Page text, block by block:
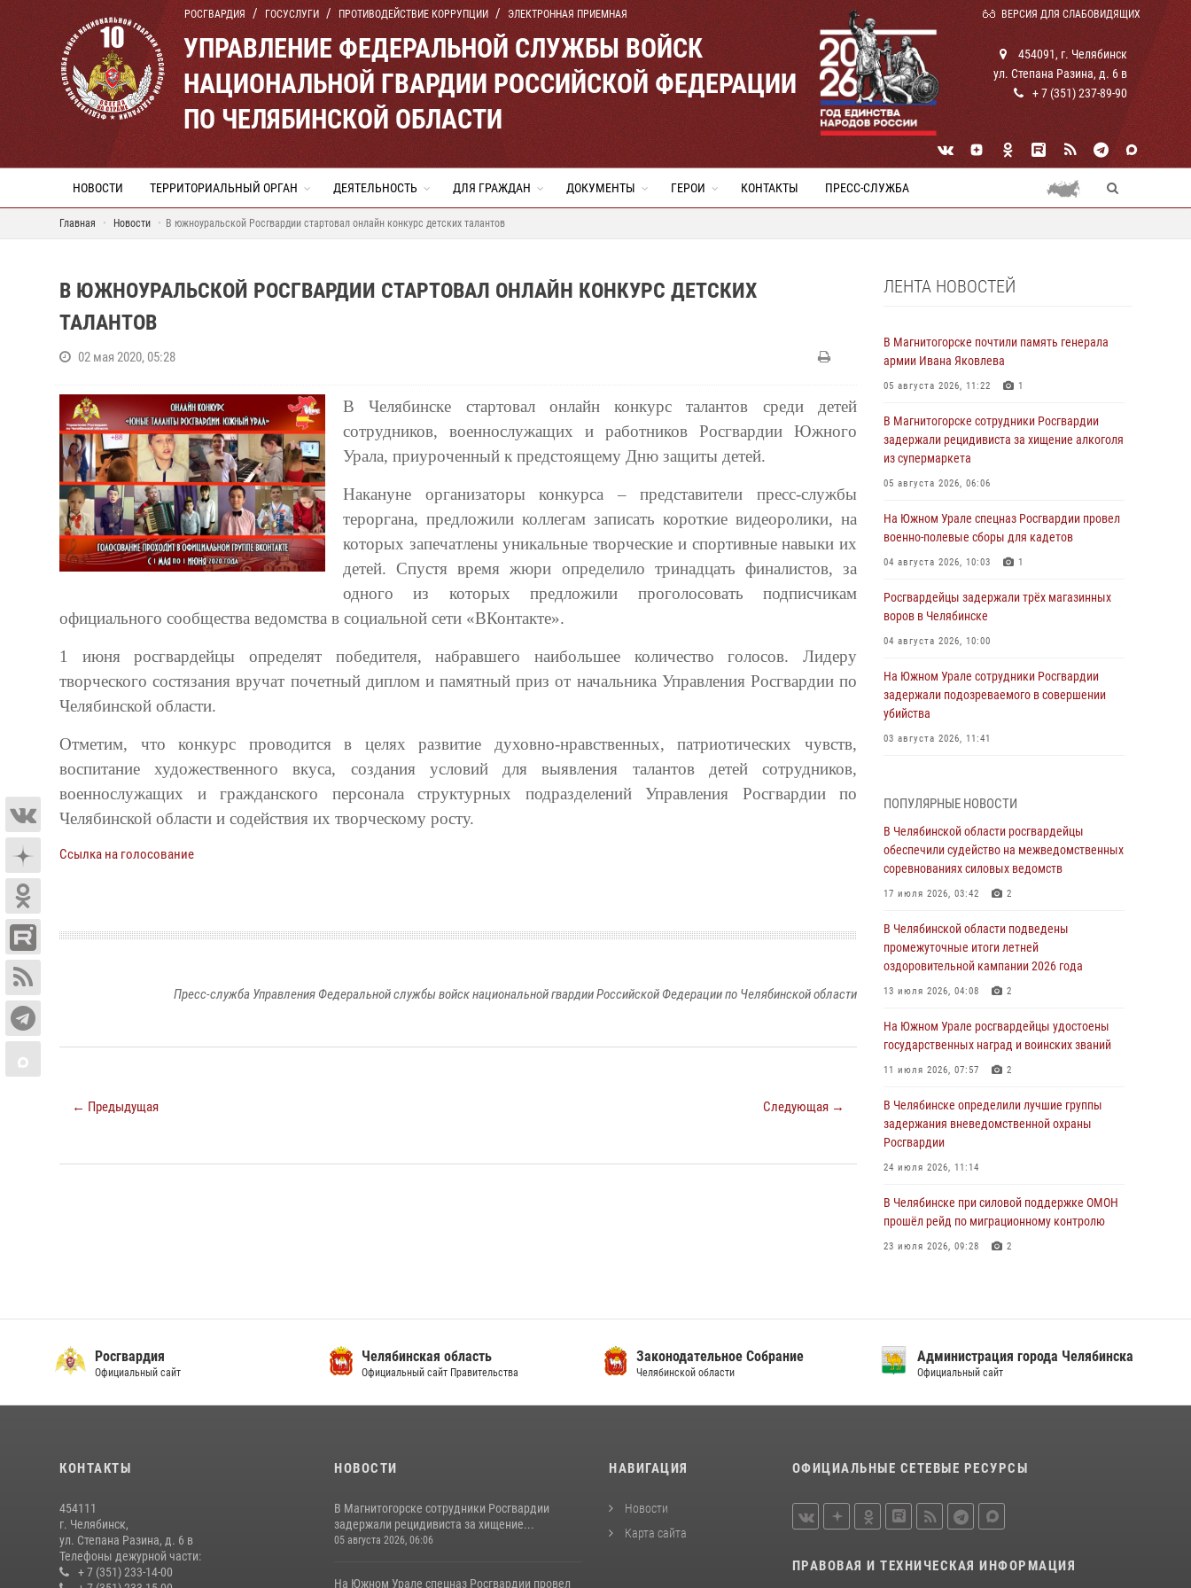
РОСГВАРДИЯ ГОСУСЛУГИ ПРОТИВОДЕЙСТВИЕ КОРРУПЦИИ ЭЛЕКТРОННАЯ ПРИЕМНАЯ ВЕРСИЯ ДЛЯ СЛАБОВИДЯЩИХ
УПРАВЛЕНИЕ ФЕДЕРАЛЬНОЙ СЛУЖБЫ ВОЙСК
НАЦИОНАЛЬНОЙ ГВАРДИИ РОССИЙСКОЙ ФЕДЕРАЦИИ
ПО ЧЕЛЯБИНСКОЙ ОБЛАСТИ
454091, г. Челябинск
ул. Степана Разина, д. 6 в
+ 7 (351) 237-89-90
НОВОСТИ ТЕРРИТОРИАЛЬНЫЙ ОРГАН ДЕЯТЕЛЬНОСТЬ ДЛЯ ГРАЖДАН ДОКУМЕНТЫ ГЕРОИ КОНТАКТЫ ПРЕСС-СЛУЖБА
Главная Новости В южноуральской Росгвардии стартовал онлайн конкурс детских талантов
В ЮЖНОУРАЛЬСКОЙ РОСГВАРДИИ СТАРТОВАЛ ОНЛАЙН КОНКУРС ДЕТСКИХ
ТАЛАНТОВ
02 мая 2020, 05:28
В Челябинске стартовал онлайн конкурс талантов среди детей
сотрудников, военнослужащих и работников Росгвардии Южного
Урала, приуроченный к предстоящему Дню защиты детей.
Накануне организаторы конкурса – представители пресс-службы
тероргана, предложили коллегам записать короткие видеоролики, на
которых запечатлены уникальные творческие и спортивные навыки их
детей. Спустя время жюри определило тринадцать финалистов, за
одного из которых предложили проголосовать подписчикам
официального сообщества ведомства в социальной сети «ВКонтакте».
1 июня росгвардейцы определят победителя, набравшего наибольшее количество голосов. Лидеру
творческого состязания вручат почетный диплом и памятный приз от начальника Управления Росгвардии по
Челябинской области.
Отметим, что конкурс проводится в целях развитие духовно-нравственных, патриотических чувств,
воспитание художественного вкуса, создания условий для выявления талантов детей сотрудников,
военнослужащих и гражданского персонала структурных подразделений Управления Росгвардии по
Челябинской области и содействия их творческому росту.
Ссылка на голосование
Пресс-служба Управления Федеральной службы войск национальной гвардии Российской Федерации по Челябинской области
← Предыдущая Следующая →
ЛЕНТА НОВОСТЕЙ
В Магнитогорске почтили память генерала
армии Ивана Яковлева
05 августа 2026, 11:22 1
В Магнитогорске сотрудники Росгвардии
задержали рецидивиста за хищение алкоголя
из супермаркета
05 августа 2026, 06:06
На Южном Урале спецназ Росгвардии провел
военно-полевые сборы для кадетов
04 августа 2026, 10:03 1
Росгвардейцы задержали трёх магазинных
воров в Челябинске
04 августа 2026, 10:00
На Южном Урале сотрудники Росгвардии
задержали подозреваемого в совершении
убийства
03 августа 2026, 11:41
грабеже
03 августа 2026, 11:25
Росгвардейцы обеспечили безопасность
празднования Дня ВДВ на Южном Урале
Авиация Росгвардии совершила более 250
санитарных вылетов в Донецкой Народной
Республике
Росгвардия обеспечивает безопасность
граждан на южном направлении
В Уральском округе Росгвардии состоялось
заседание оперативного штаба
30 июля 2026, 10:53
ПОПУЛЯРНЫЕ НОВОСТИ
В Челябинской области росгвардейцы
обеспечили судейство на межведомственных
соревнованиях силовых ведомств
17 июля 2026, 03:42 2
В Челябинской области подведены
промежуточные итоги летней
оздоровительной кампании 2026 года
13 июля 2026, 04:08 2
На Южном Урале росгвардейцы удостоены
государственных наград и воинских званий
11 июля 2026, 07:57 2
В Челябинске определили лучшие группы
задержания вневедомственной охраны
Росгвардии
24 июля 2026, 11:14
В Челябинске при силовой поддержке ОМОН
прошёл рейд по миграционному контролю
23 июля 2026, 09:28 2
скорой помощи
14 июля 2026, 12:16
В Челябинске росгвардейцы обсудили с
По горячим следам задержали
челябинские росгвардейцы
На Южном Урале продолжается акция
Росгвардия
Официальный сайт
Челябинская область
Официальный сайт Правительства
Законодательное Собрание
Челябинской области
Администрация города Челябинска
Официальный сайт
КОНТАКТЫ
454111
г. Челябинск,
ул. Степана Разина, д. 6 в
Телефоны дежурной части:
+ 7 (351) 233-14-00
НОВОСТИ
В Магнитогорске сотрудники Росгвардии
задержали рецидивиста за хищение...
05 августа 2026, 06:06
На Южном Урале спецназ Росгвардии провел
НАВИГАЦИЯ
Новости
Карта сайта
ОФИЦИАЛЬНЫЕ СЕТЕВЫЕ РЕСУРСЫ
ПРАВОВАЯ И ТЕХНИЧЕСКАЯ ИНФОРМАЦИЯ